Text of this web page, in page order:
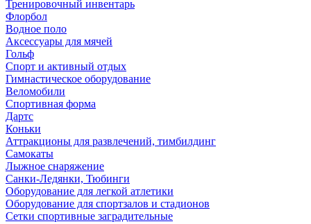
Тренировочный инвентарь
Флорбол
Водное поло
Аксессуары для мячей
Гольф
Спорт и активный отдых
Гимнастическое оборудование
Веломобили
Спортивная форма
Дартс
Коньки
Аттракционы для развлечений, тимбилдинг
Самокаты
Лыжное снаряжение
Санки-Ледянки, Тюбинги
Оборудование для легкой атлетики
Оборудование для спортзалов и стадионов
Сетки спортивные заградительные